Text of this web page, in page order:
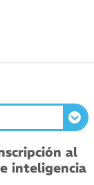
al
inteligencia